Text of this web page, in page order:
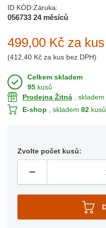
ID KÓD:
056733
Záruka:
24 měsíců
499,00 Kč za kus
(412,40 Kč za kus bez DPH)
Celkem skladem
95 kusů
Prodejna Žitná , skladem
E-shop , skladem 82 kusů
Zvolte počet kusů: